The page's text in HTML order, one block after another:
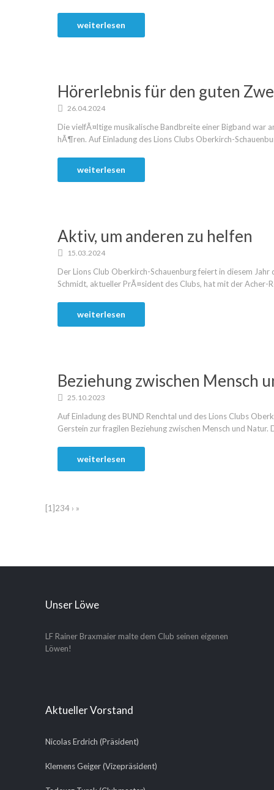
weiterlesen
Hörerlebnis für den guten
26.04.2024
Die vielfÃ¤ltige musikalische Bandbreite einer Bigband war
hÃ¶ren. Auf Einladung des Lions Clubs Oberkirch-
weiterlesen
Aktiv, um anderen zu helfen
15.03.2024
Der Lions Club Oberkirch-Schauenburg feiert in diesem
Schmidt, aktueller PrÃ¤sident des Clubs, hat mit der Acher-
weiterlesen
Beziehung zwischen Mensch
25.10.2023
Auf Einladung des BUND Renchtal und des Lions Clubs
Gerstein zur fragilen Beziehung zwischen Mensch und
weiterlesen
[1]234 › »
Unser Löwe
LF Rainer Braxmaier malte dem Club seinen eigenen
Löwen!
Aktueller Vorstand
Nicolas Erdrich (Präsident)
Klemens Geiger (Vizepräsident)